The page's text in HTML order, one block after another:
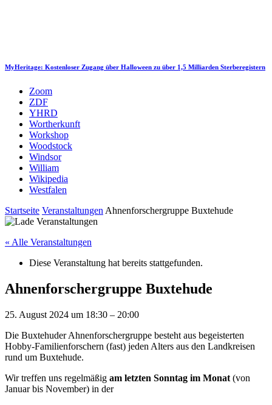
MyHeritage: Kostenloser Zugang über Halloween zu über 1,5 Milliarden Sterberegistern
Zoom
ZDF
YHRD
Wortherkunft
Workshop
Woodstock
Windsor
William
Wikipedia
Westfalen
Startseite VeranstaltungenAhnenforschergruppe Buxtehude
« Alle Veranstaltungen
Diese Veranstaltung hat bereits stattgefunden.
Ahnenforschergruppe Buxtehude
25. August 2024 um 18:30 – 20:00
Die Buxtehuder Ahnenforschergruppe besteht aus begeisterten
Hobby-Familienforschern (fast) jeden Alters aus den Landkreisen
rund um Buxtehude.
Wir treffen uns regelmäßig am letzten Sonntag im Monat (von
Januar bis November) in der